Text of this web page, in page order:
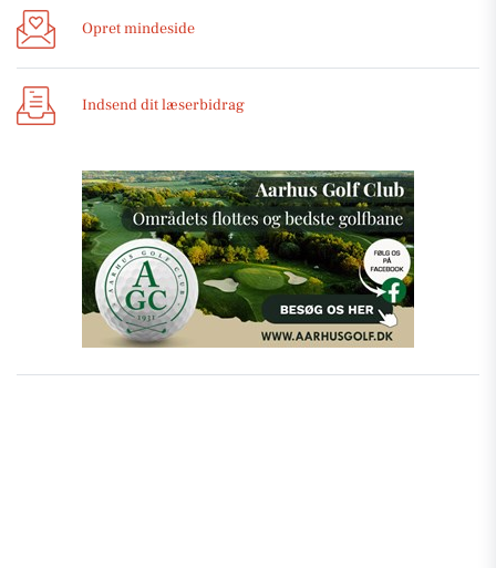
Opret mindeside
Indsend dit læserbidrag